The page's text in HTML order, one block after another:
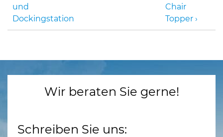
und
Dockingstation
Chair
Topper
Wir beraten Sie gerne!
Schreiben Sie uns: